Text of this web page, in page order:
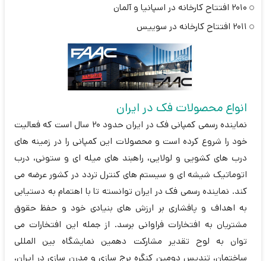
2010 افتتاح کارخانه در اسپانیا و آلمان
2011 افتتاح کارخانه در سوییس
انواع محصولات فک در ایران
نماینده رسمی کمپانی فک در ایران حدود 20 سال است که فعالیت
خود را شروع کرده است و محصولات این کمپانی را در زمینه های
درب های کشویی و لولایی، راهبند های میله ای و ستونی، درب
اتوماتیک شیشه ای و سیستم های کنترل تردد در کشور عرضه می
کند. نماینده رسمی فک در ایران توانسته تا با اهتمام به دستیابی
به اهداف و پافشاری بر ارزش های بنیادی خود و حفظ حقوق
مشتریان به افتخارات فراوانی برسد. از جمله این افتخارات می
توان به لوح تقدیر مشارکت دهمین نمایشگاه بین المللی
ساختمان، تندیس دومین کنگره برج سازی و مدرن سازی در ایران،